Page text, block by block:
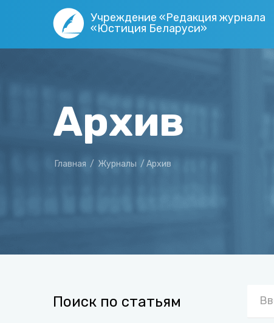
Учреждение «Редакция журнала
«Юстиция Беларуси»
Архив
Главная / Журналы / Архив
Поиск по статьям